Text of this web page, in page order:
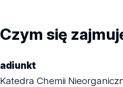
Czym się
adiunkt
Katedra Chemii